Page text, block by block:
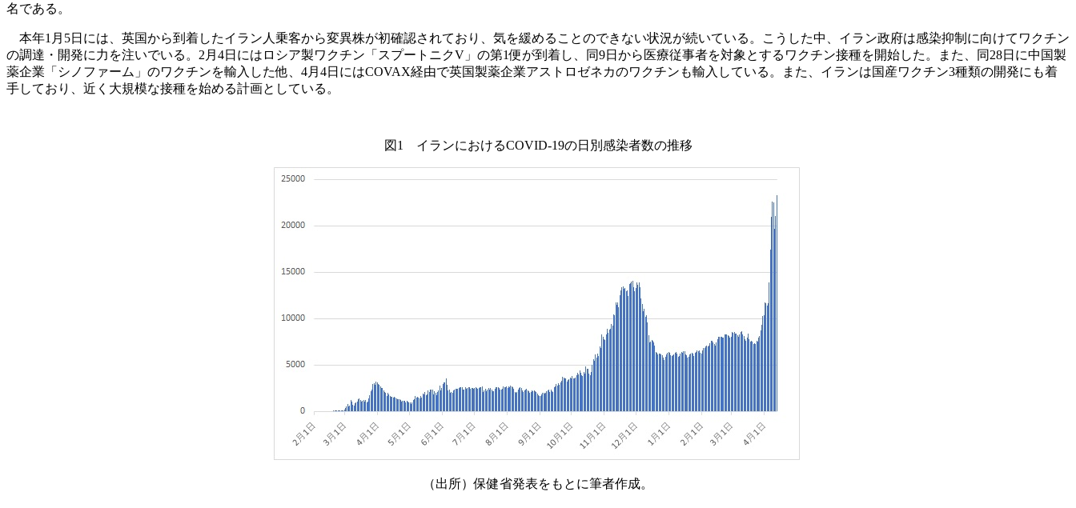
名である。
本年1月5日には、英国から到着したイラン人乗客から変異株が初確認されており、気を緩めることのできない状況が続いている。こうした中、イラン政府は感染抑制に向けてワクチン
の調達・開発に力を注いでいる。2月4日にはロシア製ワクチン「スプートニクV」の第1便が到着し、同9日から医療従事者を対象とするワクチン接種を開始した。また、同28日に中国製
薬企業「シノファーム」のワクチンを輸入した他、4月4日にはCOVAX経由で英国製薬企業アストロゼネカのワクチンも輸入している。また、イランは国産ワクチン3種類の開発にも着
手しており、近く大規模な接種を始める計画としている。
図1 イランにおけるCOVID-19の日別感染者数の推移
（出所）保健省発表をもとに筆者作成。